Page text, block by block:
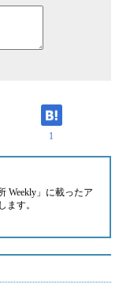
1
Weekly」に載ったア
ます。